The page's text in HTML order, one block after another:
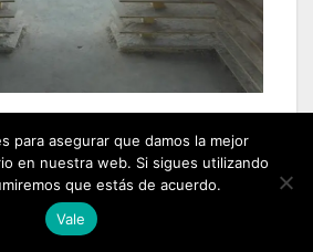
solo de ver obras de arte,
el paisaje a través de ellas. El
una herramienta para
para asegurar que damos la mejor
en nuestra web. Si sigues utilizando
que estás de acuerdo.
Vale